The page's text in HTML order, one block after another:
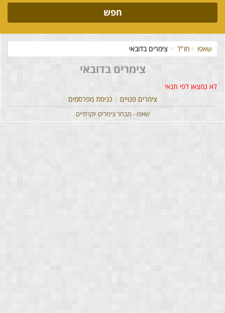
חפש
שאפו חו"ל צימרים בדובאי
צימרים בדובאי
לא נמצאו לפי תנאי
צימרים פנויים
כניסת מפרסמים
שאפו - מבחר צימרים יוקרתיים